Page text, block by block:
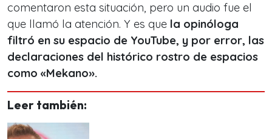
comentaron esta situación, pero un audio fue el
que llamó la atención. Y es que la opinóloga
filtró en su espacio de YouTube, y por error, las
declaraciones del histórico rostro de espacios
como «Mekano».
Leer también: